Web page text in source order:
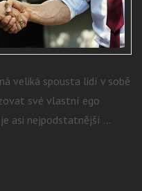
veliká spousta lidí v sobě
své vlastní ego
asi nejpodstatnější …